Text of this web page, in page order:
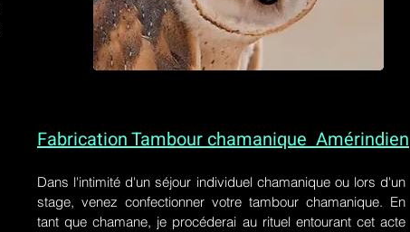
Fabrication Tambour chamanique Amérindien
Dans l'intimité d'unséjour individuel chamaniqueou lors d'un
stage, venez confectionner votre tambour chamanique. En
tant que chamane, je procéderai au rituel entourant cet acte